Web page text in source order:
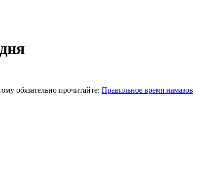
обязательно прочитайте: Правильное время намазов